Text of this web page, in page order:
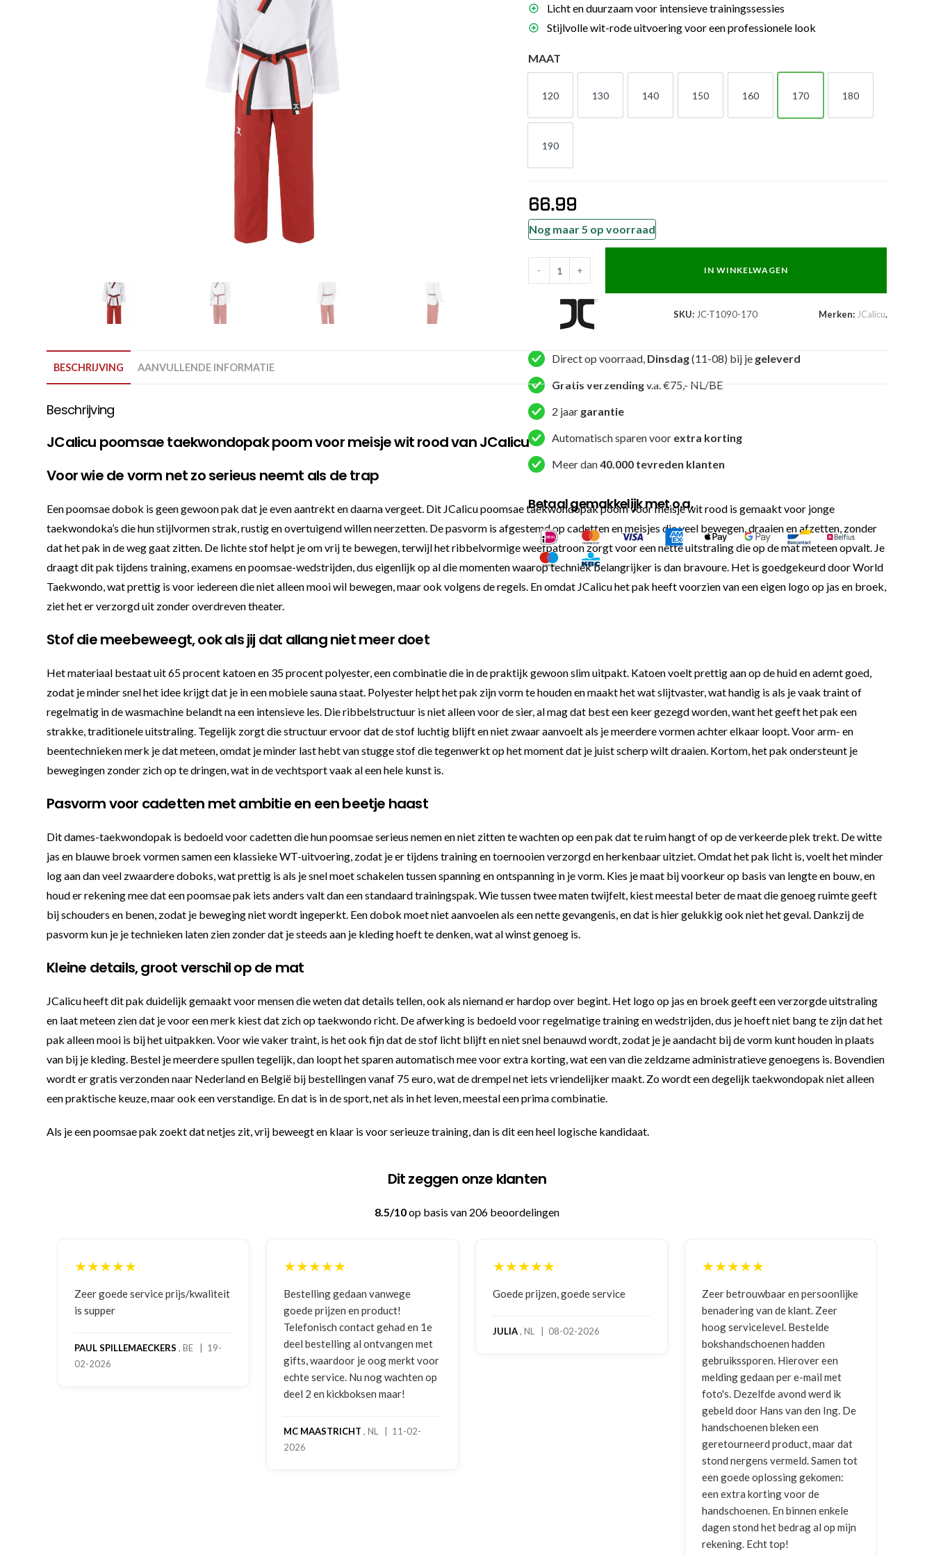
Voor dames
Zakhandschoenen
Trainingsartikelen
Bokszak
Bevestigingsmateriaal
bokszak
Bokspoppen
Stoot- en trapkussens
Stootkussens en pads
Licht en duurzaam voor intensieve trainingssessies
Stijlvolle wit-rode uitvoering voor een professionele look
MAAT
120
120
130
130
140
140
150
150
160
160
170
170
180
180
190
190
66.99
Nog maar 5 op voorraad
JCalicu
poomsae
-
wit
blauw
(JC-
aantal
- + IN WINKELWAGEN
SKU: JC-T1090-170 Merken: JCalicu.
Direct op voorraad, Dinsdag(11-08) bij je geleverd
Gratis verzendingv.a. €75,- NL/BE
2 jaar garantie
Automatisch sparen voor extra korting
Meer dan40.000 tevreden klanten
Betaal gemakkelijk met o.a.
BESCHRIJVING AANVULLENDE INFORMATIE
Beschrijving
JCalicu poomsae taekwondopak poom voor meisje wit rood van JCalicu
Voor wie de vorm net zo serieus neemt als de trap
Een poomsae dobok is geen gewoon pak dat je even aantrekt en daarna vergeet. Dit JCalicu poomsae taekwondopak poom voor meisje wit rood is gemaakt voor jonge
taekwondoka’s die hun stijlvormen strak, rustig en overtuigend willen neerzetten. De pasvorm is afgestemd op cadetten en meisjes die veel bewegen, draaien en afzetten, zonder
dat het pak in de weg gaat zitten. De lichte stof helpt je om vrij te bewegen, terwijl het ribbelvormige weefpatroon zorgt voor een nette uitstraling die op de mat meteen opvalt. Je
draagt dit pak tijdens training, examens en poomsae-wedstrijden, dus eigenlijk op al die momenten waarop techniek belangrijker is dan bravoure. Het is goedgekeurd door World
Taekwondo, wat prettig is voor iedereen die niet alleen mooi wil bewegen, maar ook volgens de regels. En omdat JCalicu het pak heeft voorzien van een eigen logo op jas en broek,
ziet het er verzorgd uit zonder overdreven theater.
Stof die meebeweegt, ook als jij dat allang niet meer doet
Het materiaal bestaat uit 65 procent katoen en 35 procent polyester, een combinatie die in de praktijk gewoon slim uitpakt. Katoen voelt prettig aan op de huid en ademt goed,
zodat je minder snel het idee krijgt dat je in een mobiele sauna staat. Polyester helpt het pak zijn vorm te houden en maakt het wat slijtvaster, wat handig is als je vaak traint of
regelmatig in de wasmachine belandt na een intensieve les. Die ribbelstructuur is niet alleen voor de sier, al mag dat best een keer gezegd worden, want het geeft het pak een
strakke, traditionele uitstraling. Tegelijk zorgt die structuur ervoor dat de stof luchtig blijft en niet zwaar aanvoelt als je meerdere vormen achter elkaar loopt. Voor arm- en
beentechnieken merk je dat meteen, omdat je minder last hebt van stugge stof die tegenwerkt op het moment dat je juist scherp wilt draaien. Kortom, het pak ondersteunt je
bewegingen zonder zich op te dringen, wat in de vechtsport vaak al een hele kunst is.
Pasvorm voor cadetten met ambitie en een beetje haast
Dit dames-taekwondopak is bedoeld voor cadetten die hun poomsae serieus nemen en niet zitten te wachten op een pak dat te ruim hangt of op de verkeerde plek trekt. De witte
jas en blauwe broek vormen samen een klassieke WT-uitvoering, zodat je er tijdens training en toernooien verzorgd en herkenbaar uitziet. Omdat het pak licht is, voelt het minder
log aan dan veel zwaardere doboks, wat prettig is als je snel moet schakelen tussen spanning en ontspanning in je vorm. Kies je maat bij voorkeur op basis van lengte en bouw, en
houd er rekening mee dat een poomsae pak iets anders valt dan een standaard trainingspak. Wie tussen twee maten twijfelt, kiest meestal beter de maat die genoeg ruimte geeft
bij schouders en benen, zodat je beweging niet wordt ingeperkt. Een dobok moet niet aanvoelen als een nette gevangenis, en dat is hier gelukkig ook niet het geval. Dankzij de
pasvorm kun je je technieken laten zien zonder dat je steeds aan je kleding hoeft te denken, wat al winst genoeg is.
Kleine details, groot verschil op de mat
JCalicu heeft dit pak duidelijk gemaakt voor mensen die weten dat details tellen, ook als niemand er hardop over begint. Het logo op jas en broek geeft een verzorgde uitstraling
en laat meteen zien dat je voor een merk kiest dat zich op taekwondo richt. De afwerking is bedoeld voor regelmatige training en wedstrijden, dus je hoeft niet bang te zijn dat het
pak alleen mooi is bij het uitpakken. Voor wie vaker traint, is het ook fijn dat de stof licht blijft en niet snel benauwd wordt, zodat je je aandacht bij de vorm kunt houden in plaats
van bij je kleding. Bestel je meerdere spullen tegelijk, dan loopt het sparen automatisch mee voor extra korting, wat een van die zeldzame administratieve genoegens is. Bovendien
wordt er gratis verzonden naar Nederland en België bij bestellingen vanaf 75 euro, wat de drempel net iets vriendelijker maakt. Zo wordt een degelijk taekwondopak niet alleen
een praktische keuze, maar ook een verstandige. En dat is in de sport, net als in het leven, meestal een prima combinatie.
Als je een poomsae pak zoekt dat netjes zit, vrij beweegt en klaar is voor serieuze training, dan is dit een heel logische kandidaat.
Dit zeggen onze klanten
8.5/10op basis van 206 beoordelingen
★★★★★
Zeer goede service prijs/kwaliteit
is supper
PAUL SPILLEMAECKERS , BE | 19-
02-2026
★★★★★
Bestelling gedaan vanwege
goede prijzen en product!
Telefonisch contact gehad en 1e
deel bestelling al ontvangen met
gifts, waardoor je oog merkt voor
echte service. Nu nog wachten op
deel 2 en kickboksen maar!
MC MAASTRICHT , NL | 11-02-
2026
★★★★★
Goede prijzen, goede service
JULIA, NL | 08-02-2026
★★★★★
Zeer betrouwbaar en persoonlijke
benadering van de klant. Zeer
hoog servicelevel. Bestelde
bokshandschoenen hadden
gebruikssporen. Hierover een
melding gedaan per e-mail met
foto's. Dezelfde avond werd ik
gebeld door Hans van den Ing. De
handschoenen bleken een
geretourneerd product, maar dat
stond nergens vermeld. Samen tot
een goede oplossing gekomen:
een extra korting voor de
handschoenen. En binnen enkele
dagen stond het bedrag al op mijn
rekening. Echt top!